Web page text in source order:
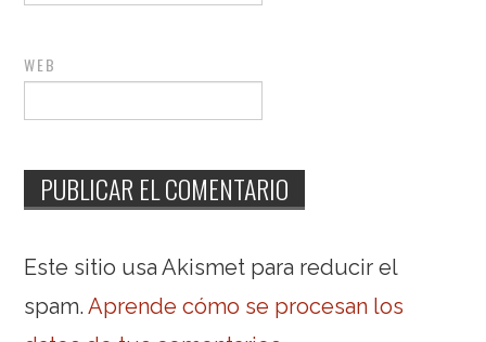
WEB
Este sitio usa Akismet para reducir el
spam.Aprende cómo se procesan los